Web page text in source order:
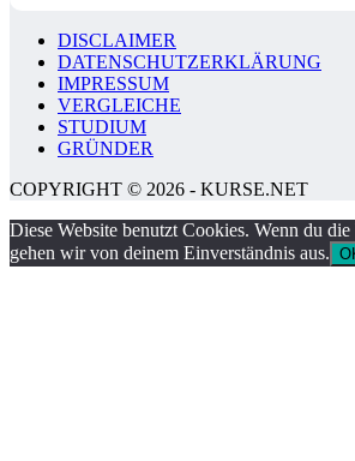
DISCLAIMER
DATENSCHUTZERKLÄRUNG
IMPRESSUM
VERGLEICHE
STUDIUM
GRÜNDER
COPYRIGHT © 2026 - KURSE.NET
Diese Website benutzt Cookies. Wenn du
gehen wir von deinem Einverständnis aus.